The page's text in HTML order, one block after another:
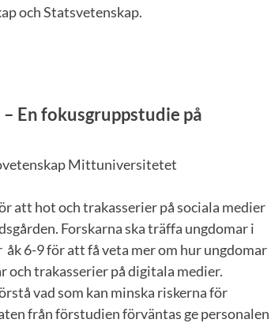
och Statsvetenskap.
En fokusgruppstudie på
Mittuniversitetet
att hot och trakasserier på sociala medier
Forskarna ska träffa ungdomar i
6-9 för att få veta mer om hur ungdomar
och trakasserier på digitala medier.
vad som kan minska riskerna för
från förstudien förväntas ge personalen